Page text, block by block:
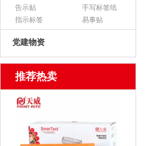
告示贴
手写标签纸
指示标签
易事贴
党建物资
推荐热卖